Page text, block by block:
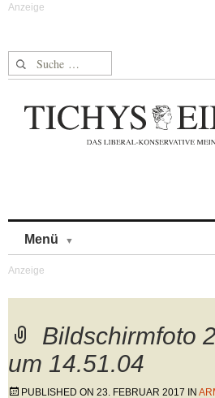
Suche nach:
Menü
Bildschirmfoto
um 14.51.04
PUBLISHED ON 23. FEBRUAR 2017 IN